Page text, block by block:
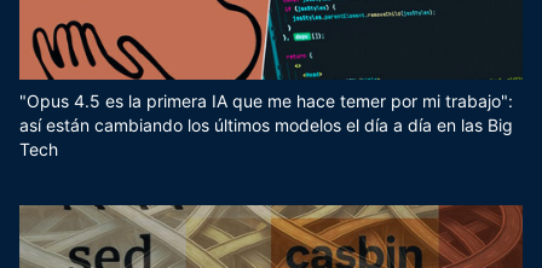
"Opus 4.5 es la primera IA que me hace temer por mi trabajo":
así están cambiando los últimos modelos el día a día en las Big
Tech